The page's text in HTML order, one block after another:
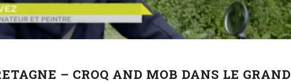
– CROQ AND MOB DANS LE GRAND